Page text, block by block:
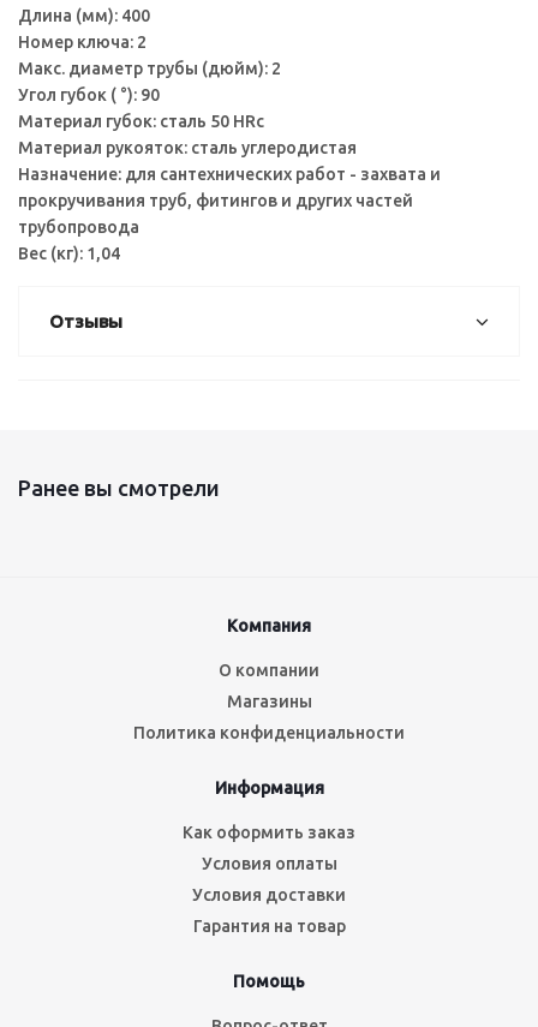
Длина (мм): 400
Номер ключа: 2
Макс. диаметр трубы (дюйм): 2
Угол губок ( °): 90
Материал губок: сталь 50 HRc
Материал рукояток: сталь углеродистая
Назначение: для сантехнических работ - захвата и
прокручивания труб, фитингов и других частей
трубопровода
Вес (кг): 1,04
Отзывы
Ранее вы смотрели
Компания
О компании
Магазины
Политика конфиденциальности
Информация
Как оформить заказ
Условия оплаты
Условия доставки
Гарантия на товар
Помощь